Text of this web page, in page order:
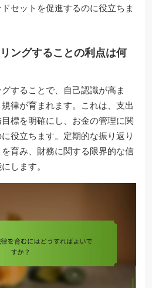
セットを促進するのに役立ちま
ングすることの利点は何
することで、自己認識が高ま
律が育まれます。これは、支出
標を明確にし、お金の管理に関
役立ちます。定期的な振り返り
育み、財務に関する限界的な信
します。